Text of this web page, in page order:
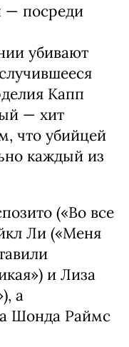
— посреди
убивают
Капп
— хит
что убийцей
каждый из
(«Во все
Ли («Меня
и Лиза
а
Шонда Раймс